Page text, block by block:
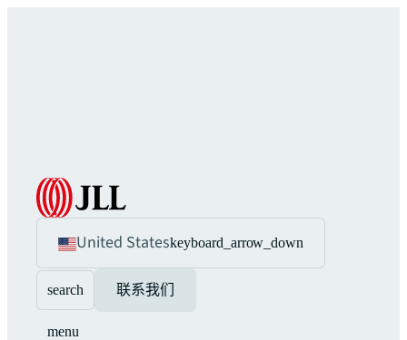
United Stateskeyboard_arrow_down
search 联系我们
menu